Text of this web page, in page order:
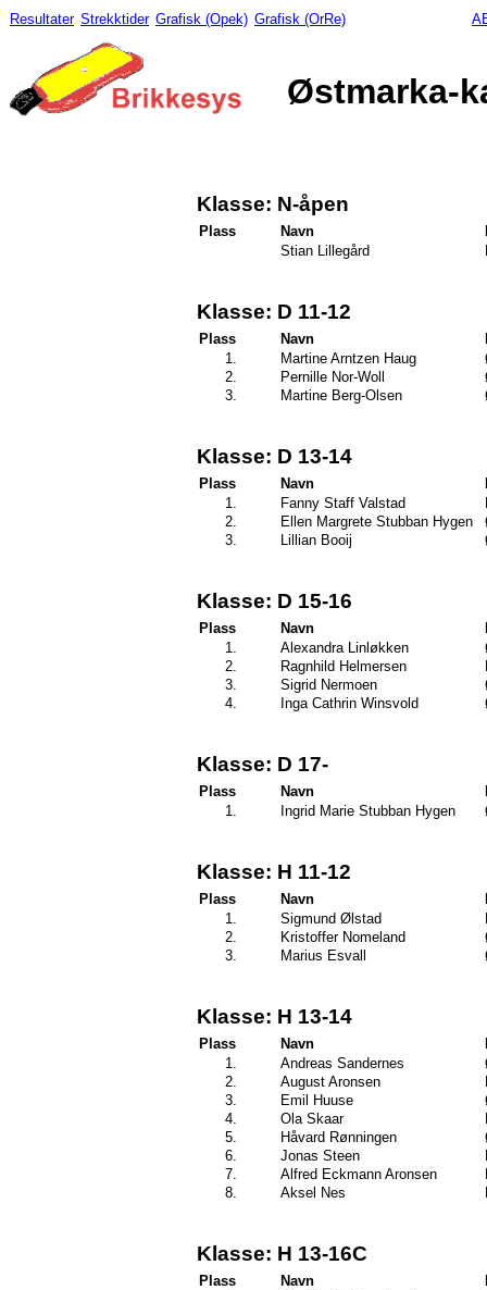
Resultater Strekktider Grafisk (Opek) Grafisk (OrRe)
Østmarka-
Klasse: N-åpen
Plass Navn
Stian Lillegård
Klasse: D 11-12
Plass Navn
1.
Martine Arntzen Haug
2.
Pernille Nor-Woll
3.
Martine Berg-Olsen
Klasse: D 13-14
Plass Navn
1.
Fanny Staff Valstad
2.
Ellen Margrete Stubban Hygen
3.
Lillian Booij
Klasse: D 15-16
Plass Navn
1.
Alexandra Linløkken
2.
Ragnhild Helmersen
3.
Sigrid Nermoen
4.
Inga Cathrin Winsvold
Klasse: D 17-
Plass Navn
1.
Ingrid Marie Stubban Hygen
Klasse: H 11-12
Plass Navn
1.
Sigmund Ølstad
2.
Kristoffer Nomeland
3.
Marius Esvall
Klasse: H 13-14
Plass Navn
1.
Andreas Sandernes
2.
August Aronsen
3.
Emil Huuse
4.
Ola Skaar
5.
Håvard Rønningen
6.
Jonas Steen
7.
Alfred Eckmann Aronsen
8.
Aksel Nes
Klasse: H 13-16C
Plass Navn